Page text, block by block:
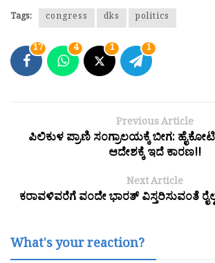
Tags: congress dks politics
17 4 1 1
Previous Article
ಪಿಲಿಕುಳ ಪ್ರಾಣಿ ಸಂಗ್ರಾಲಯಕ್ಕೆ ಬೀಗ:
ಆದೇಶಕ್ಕೆ ಇದೆ ಕಾರಣ!!
Next Article
ಕರಾವಳಿವರೆಗೆ ವಂದೇ ಭಾರತ್ ವಿಸ್ತರಿಸುವಂತೆ
What's your reaction?